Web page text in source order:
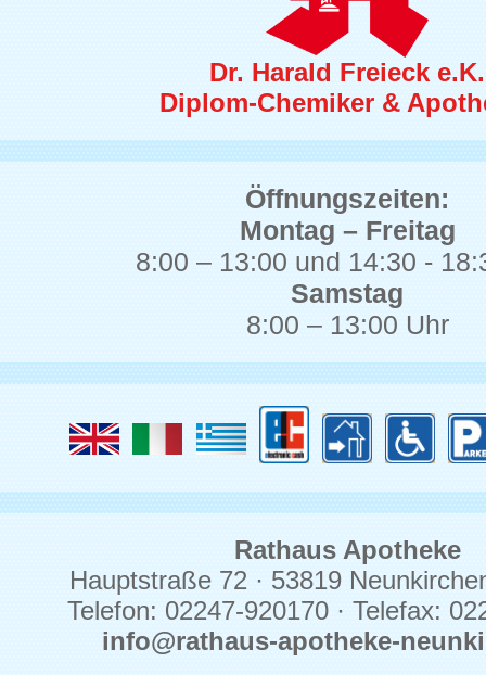
Dr. Harald Freieck e.K.
Diplom-Chemiker &
Öffnungszeiten:
Montag – Freitag
8:00 – 13:00 und 14:30 -
Samstag
8:00 – 13:00 Uhr
Rathaus Apotheke
Hauptstraße 72 · 53819
Telefon: 02247-920170 · Telefax:
info@rathaus-apotheke-